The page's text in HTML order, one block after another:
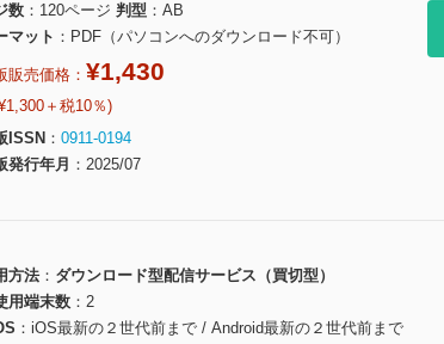
数
120ページ 判型
AB
マット
PDF（パソコンへのダウンロード不可）
販売価格： ¥1,430
＋税10％)
ISSN
0911-0194
発行年月
2025/07
方法
ダウンロード型配信サービス（買切型）
用端末数
2
iOS最新の２世代前まで / Android最新の２世代前まで